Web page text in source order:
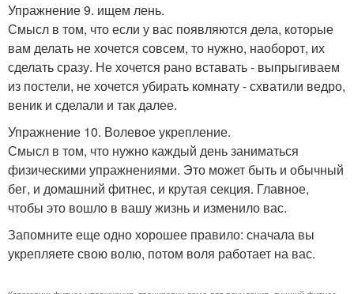
Упражнение 9. ищем лень.
Смысл в том, что если у вас появляются дела, которые
вам делать не хочется совсем, то нужно, наоборот, их
сделать сразу. Не хочется рано вставать - выпрыгиваем
из постели, не хочется убирать комнату - схватили ведро,
веник и сделали и так далее.
Упражнение 10. Волевое укрепление.
Смысл в том, что нужно каждый день заниматься
физическими упражнениями. Это может быть и обычный
бег, и домашний фитнес, и крутая секция. Главное,
чтобы это вошло в вашу жизнь и изменило вас.
Запомните еще одно хорошее правило: сначала вы
укрепляете свою волю, потом воля работает на вас.